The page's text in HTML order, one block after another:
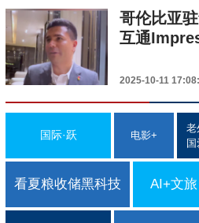
哥伦比亚
互通
2025-10-11
国际·跃 电影+
老
看夏粮收储黑科技 AI+文旅